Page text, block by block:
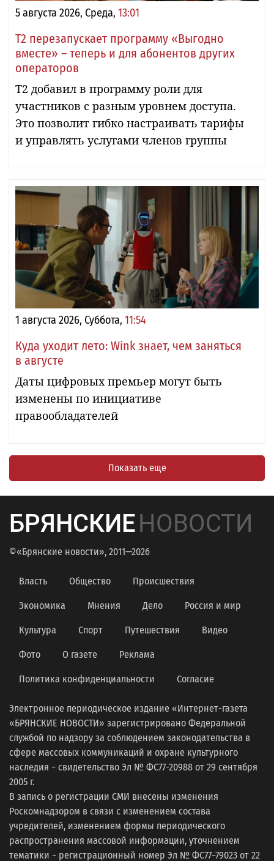
5 августа 2026, Среда, 13:01
Т2 перезапускает программу «Выгодно
вместе» – теперь и для абонентов других
операторов
Т2 добавил в программу роли для
участников с разным уровнем доступа.
Это позволит гибко настраивать тарифы
и управлять услугами членов группы
1 августа 2026, Суббота, 11:54
Куда уходит лето: Wink знает, чем заняться
в августе
Даты цифровых премьер могут быть
изменены по инициативе
правообладателей
Показать еще
БРЯНСКИЕНОВОСТИ
©«Брянские новости», 2011—2026
Власть Общество Происшествия
Экономика Мнения Дело Россия и мир
Культура Спорт Путешествия Видео
Фото О газете Реклама
Политика конфиденциальности Согласие
Электронное периодическое издание «Интернет-газета
«БРЯНСКИЕ НОВОСТИ» зарегистрировано Федеральной
службой по надзору за соблюдением законодательства в
сфере массовых коммуникаций и охране культурного
наследия − свидетельство Эл № ФС77-20988 от 29 сентября
2005 г.
В запись о регистрации СМИ внесены изменения
Роскомнадзором в связи с изменением состава
учредителей, изменением формы периодического
распространения массовой информации, уточнением
тематики − регистрационный номер Эл № ФС77−79023 от 22